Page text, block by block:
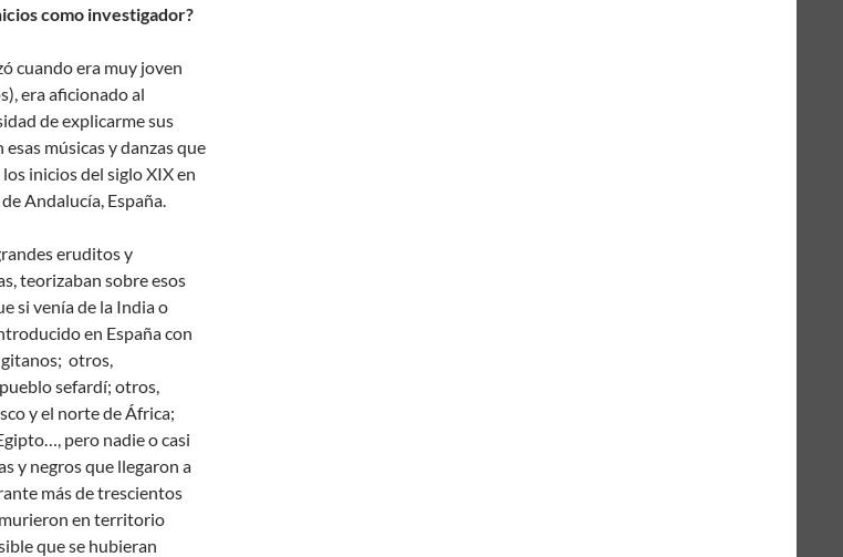
como investigador?
cuando era muy joven
era aficionado al
de explicarme sus
músicas y danzas que
inicios del siglo XIX en
Andalucía, España.
eruditos y
teorizaban sobre esos
si venía de la India o
en España con
gitanos; otros,
sefardí; otros,
y el norte de África;
pero nadie o casi
y negros que llegaron a
más de trescientos
en territorio
que se hubieran